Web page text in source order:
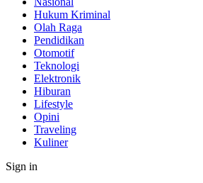
Hukum Kriminal
Olah Raga
Pendidikan
Otomotif
Teknologi
Elektronik
Hiburan
Lifestyle
Opini
Traveling
Kuliner
Sign in